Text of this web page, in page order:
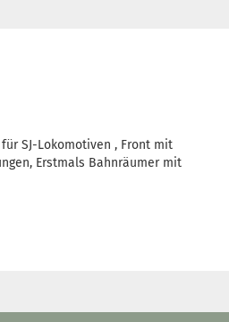
SJ-Lokomotiven , Front mit
Erstmals Bahnräumer mit